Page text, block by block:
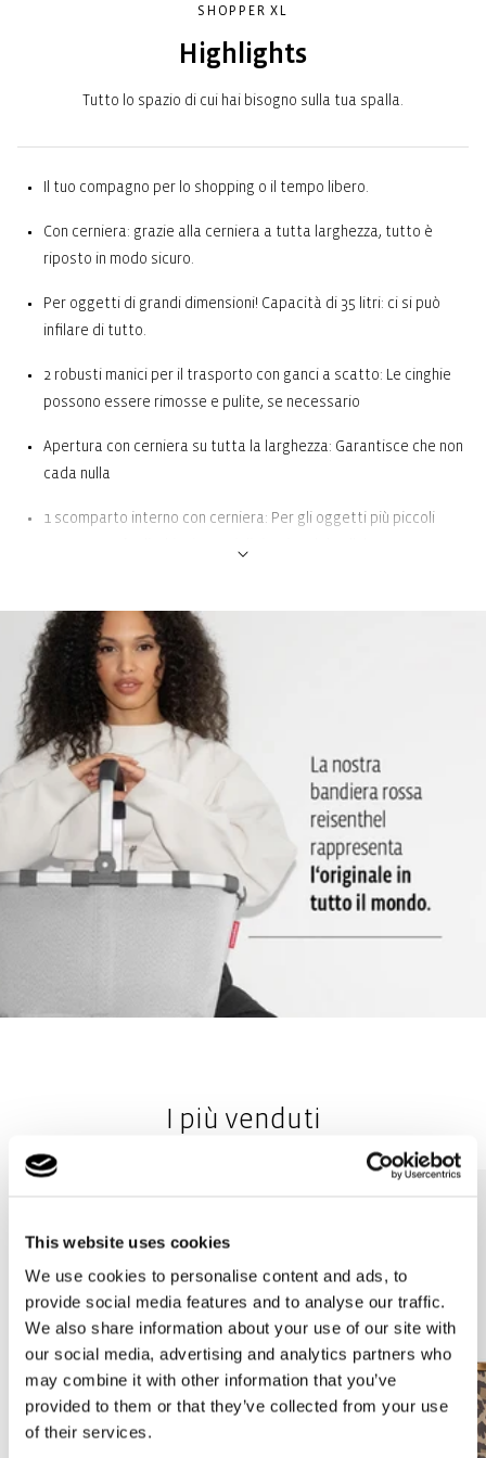
This website uses cookies
We use cookies to personalise content and ads, to
provide social media features and to analyse our traffic.
We also share information about your use of our site with
our social media, advertising and analytics partners who
may combine it with other information that you’ve
provided to them or that they’ve collected from your use
of their services.
SHOPPER XL
Highlights
Tutto lo spazio di cui hai bisogno sulla tua spalla.
Il tuo compagno per lo shopping o il tempo libero.
Con cerniera: grazie alla cerniera a tutta larghezza, tutto è
riposto in modo sicuro.
Per oggetti di grandi dimensioni! Capacità di 35 litri: ci si può
infilare di tutto.
2 robusti manici per il trasporto con ganci a scatto: Le cinghie
possono essere rimosse e pulite, se necessario
Apertura con cerniera su tutta la larghezza: Garantisce che non
cada nulla
1 scomparto interno con cerniera: Per gli oggetti più piccoli
nello stesso punto nella borsa, aiutando così a proteggere il
dispositivo perché si evita la ricerca
I più venduti